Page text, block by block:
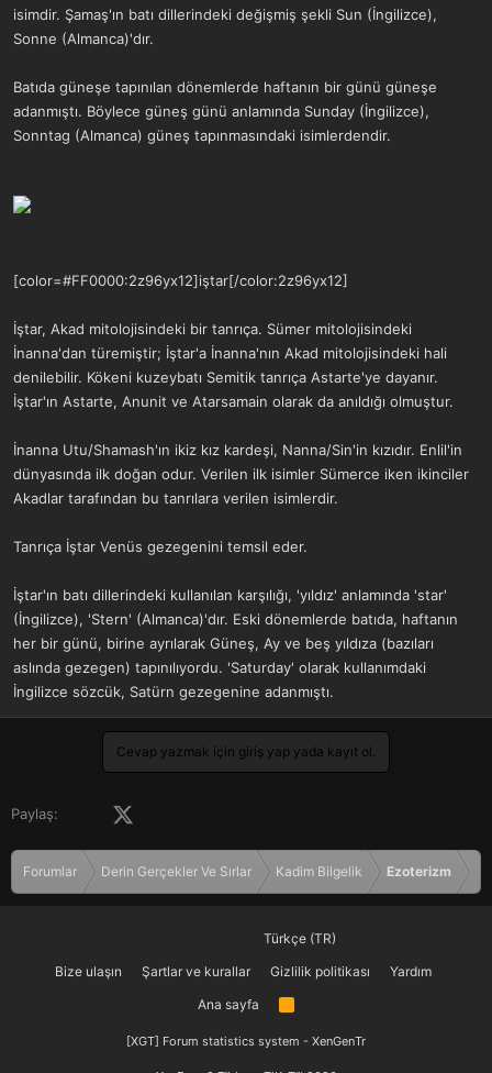
isimdir. Şamaş'ın batı dillerindeki değişmiş şekli Sun (İngilizce),
Sonne (Almanca)'dır.
Batıda güneşe tapınılan dönemlerde haftanın bir günü güneşe
adanmıştı. Böylece güneş günü anlamında Sunday (İngilizce),
Sonntag (Almanca) güneş tapınmasındaki isimlerdendir.
[color=#FF0000:2z96yx12]iştar[/color:2z96yx12]
İştar, Akad mitolojisindeki bir tanrıça. Sümer mitolojisindeki
İnanna'dan türemiştir; İştar'a İnanna'nın Akad mitolojisindeki hali
denilebilir. Kökeni kuzeybatı Semitik tanrıça Astarte'ye dayanır.
İştar'ın Astarte, Anunit ve Atarsamain olarak da anıldığı olmuştur.
İnanna Utu/Shamash'ın ikiz kız kardeşi, Nanna/Sin'in kızıdır. Enlil'in
dünyasında ilk doğan odur. Verilen ilk isimler Sümerce iken ikinciler
Akadlar tarafından bu tanrılara verilen isimlerdir.
Tanrıça İştar Venüs gezegenini temsil eder.
İştar'ın batı dillerindeki kullanılan karşılığı, 'yıldız' anlamında 'star'
(İngilizce), 'Stern' (Almanca)'dır. Eski dönemlerde batıda, haftanın
her bir günü, birine ayrılarak Güneş, Ay ve beş yıldıza (bazıları
aslında gezegen) tapınılıyordu. 'Saturday' olarak kullanımdaki
İngilizce sözcük, Satürn gezegenine adanmıştı.
Cevap yazmak için giriş yap yada kayıt ol.
Paylaş: Facebook
Forumlar Derin Gerçekler Ve Sırlar Kadim Bilgelik Ezoterizm
Türkçe (TR)
Bize ulaşın
Şartlar ve kurallar Gizlilik politikası
Yardım
Ana sayfa
R
[XGT] Forum statistics system - XenGenTr